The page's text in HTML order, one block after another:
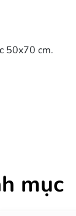
50x70 cm.
mục